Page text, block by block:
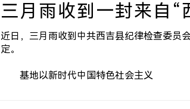
三月雨收到一封来自“
近日，三月雨收到中共西吉县纪律检查委员
定。
基地以新时代中国特色社会主义